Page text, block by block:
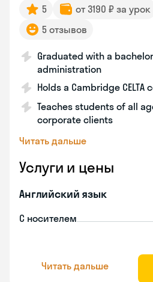
5 от 3190 ₽ за урок
5 отзывов
Graduated with a
administration
Holds a Cambridge
Teaches students of all
corporate clients
Читать дальше
Услуги и цены
Английский язык
С носителем
Читать дальше